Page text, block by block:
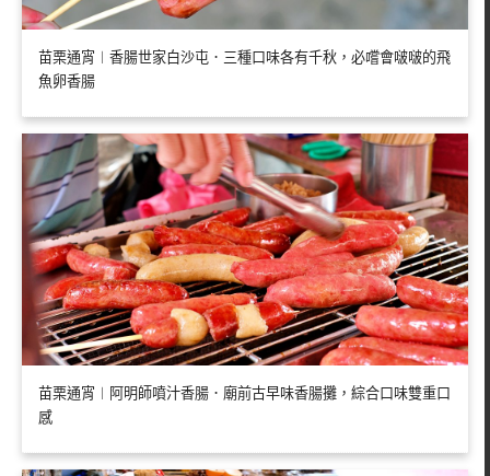
苗栗通宵︱香腸世家白沙屯．三種口味各有千秋，必嚐會啵啵的飛
魚卵香腸
苗栗通宵︱阿明師噴汁香腸．廟前古早味香腸攤，綜合口味雙重口
感